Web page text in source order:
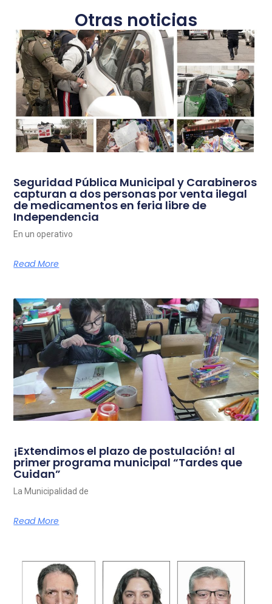
Otras noticias
Seguridad Pública Municipal y Carabineros
capturan a dos personas por venta ilegal
de medicamentos en feria libre de
Independencia
En un operativo
Read More
¡Extendimos el plazo de postulación! al
primer programa municipal “Tardes que
Cuidan”
La Municipalidad de
Read More